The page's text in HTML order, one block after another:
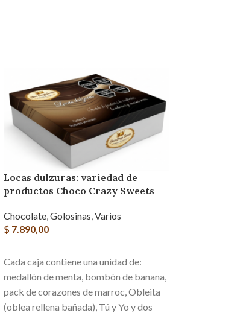
Locas dulzuras: variedad de
productos Choco Crazy Sweets
Chocolate,Golosinas,Varios
$ 7.890,00
Cada caja contiene una unidad de:
medallón de menta, bombón de banana,
pack de corazones de marroc, Obleita
(oblea rellena bañada), Tú y Yo y dos